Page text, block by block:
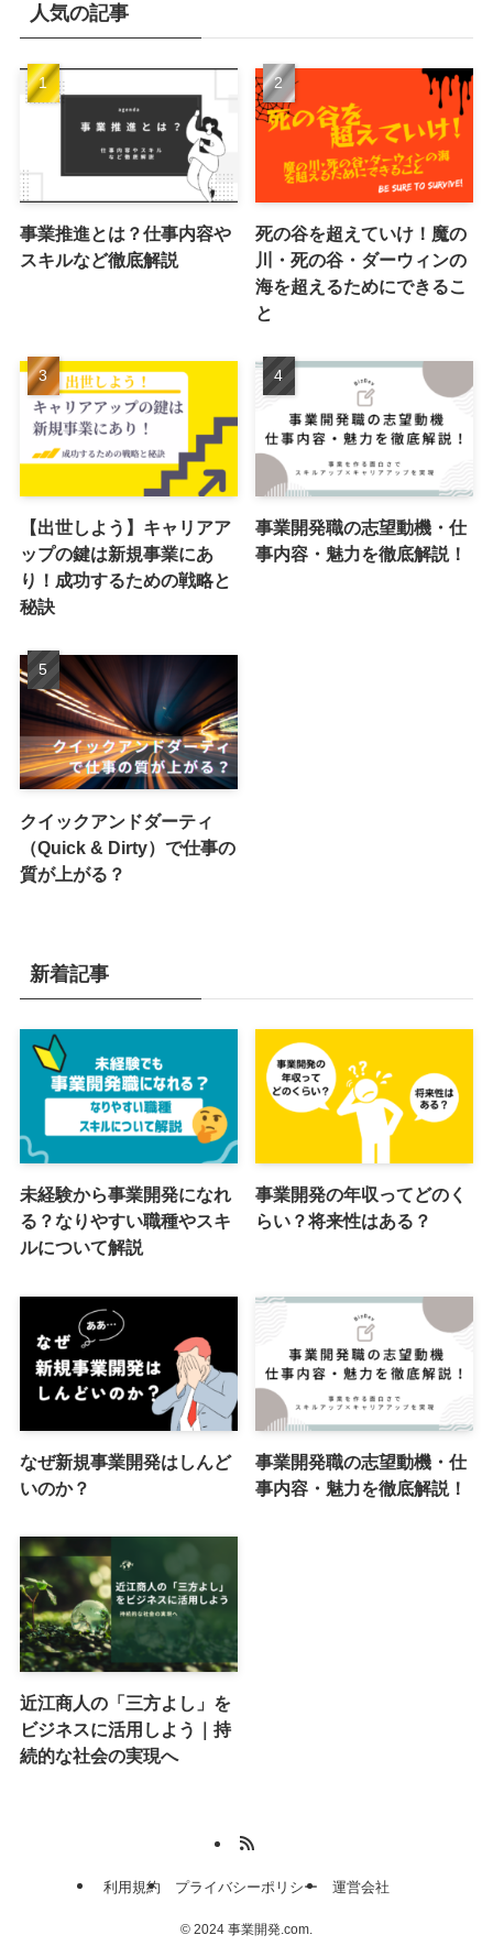
人気の記事
事業推進とは？仕事内容や
スキルなど徹底解説
死の谷を超えていけ！魔の
川・死の谷・ダーウィンの
海を超えるためにできるこ
と
【出世しよう】キャリアア
ップの鍵は新規事業にあ
り！成功するための戦略と
秘訣
事業開発職の志望動機・仕
事内容・魅力を徹底解説！
クイックアンドダーティ
（Quick & Dirty）で仕事の
質が上がる？
新着記事
未経験から事業開発になれ
る？なりやすい職種やスキ
ルについて解説
事業開発の年収ってどのく
らい？将来性はある？
なぜ新規事業開発はしんど
いのか？
事業開発職の志望動機・仕
事内容・魅力を徹底解説！
近江商人の「三方よし」を
ビジネスに活用しよう｜持
続的な社会の実現へ
利用規約 プライバシーポリシー 運営会社
© 2024 事業開発.com.